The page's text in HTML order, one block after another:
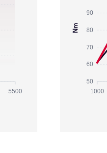
5500
90
80
70
60
50
Nm
1000